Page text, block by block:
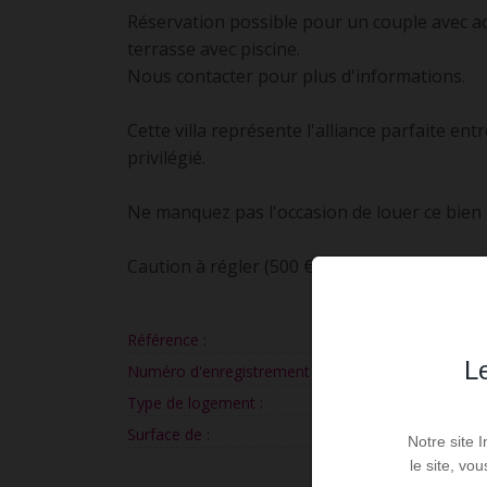
Réservation possible pour un couple avec
terrasse avec piscine.
Nous contacter pour plus d'informations.
Cette villa représente l'alliance parfaite
privilégié.
Ne manquez pas l'occasion de louer ce
Caution à régler (500 €) via l'application
Référence :
Numéro d'enregistrement :
Type de logement :
Surface de :
94,3
Notre site
le site,